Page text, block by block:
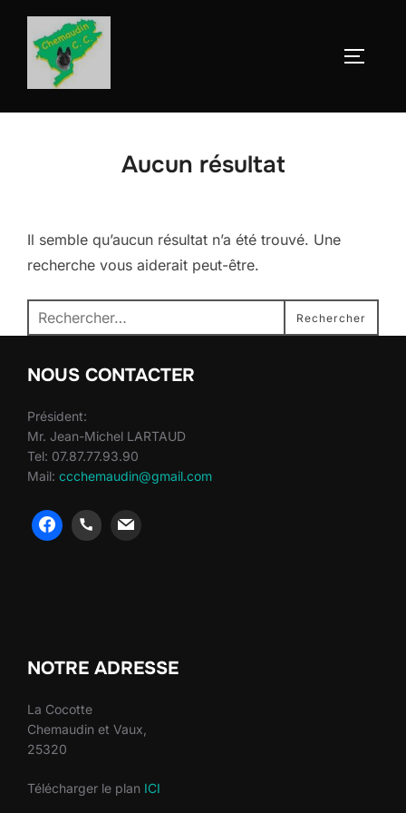
Aller
contenu
Aucun résultat
Il semble qu’aucun résultat n’a été trouvé. Une
recherche vous aiderait peut-être.
Recherche
pour :
Rechercher
NOUS CONTACTER
Président:
Mr. Jean-Michel LARTAUD
Tel: 07.87.77.93.90
Mail: ccchemaudin@gmail.com
NOTRE ADRESSE
La Cocotte
Chemaudin et Vaux,
25320
Télécharger le plan ICI